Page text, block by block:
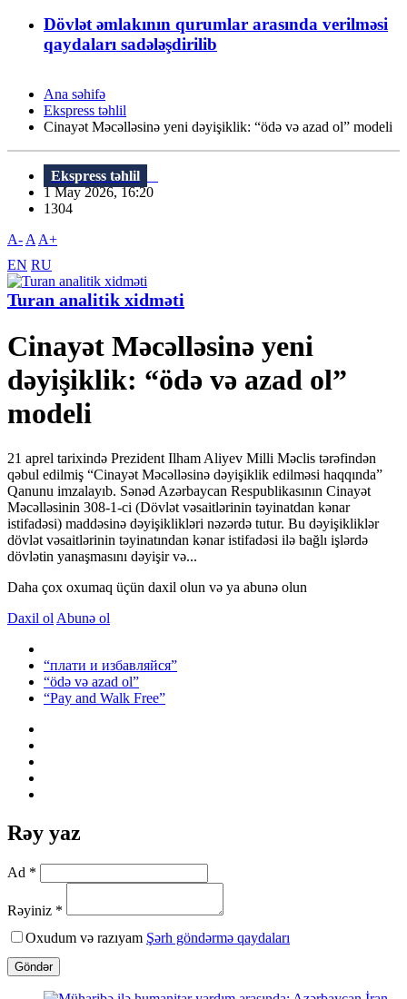
Dövlət əmlakının qurumlar arasında verilməsi
qaydaları sadələşdirilib
Ana səhifə
Ekspress təhlil
Cinayət Məcəlləsinə yeni dəyişiklik: “ödə və azad ol” modeli
Ekspress təhlil
1 May 2026, 16:20
1304
A- A A+
EN RU
Turan analitik xidməti
Cinayət Məcəlləsinə yeni
dəyişiklik: “ödə və azad ol”
modeli
21 aprel tarixində Prezident Ilham Aliyev Milli Məclis tərəfindən
qəbul edilmiş “Cinayət Məcəlləsinə dəyişiklik edilməsi haqqında”
Qanunu imzalayıb. Sənəd Azərbaycan Respublikasının Cinayət
Məcəlləsinin 308-1-ci (Dövlət vəsaitlərinin təyinatdan kənar
istifadəsi) maddəsinə dəyişiklikləri nəzərdə tutur. Bu dəyişikliklər
dövlət vəsaitlərinin təyinatından kənar istifadəsi ilə bağlı işlərdə
dövlətin yanaşmasını dəyişir və...
Daha çox oxumaq üçün daxil olun və ya abunə olun
Daxil ol Abunə ol
“плати и избавляйся”
“ödə və azad ol”
“Pay and Walk Free”
Rəy yaz
Ad *
Rəyiniz *
Oxudum və razıyam Şərh göndərmə qaydaları
Göndər